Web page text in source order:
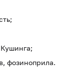
фозиноприла.